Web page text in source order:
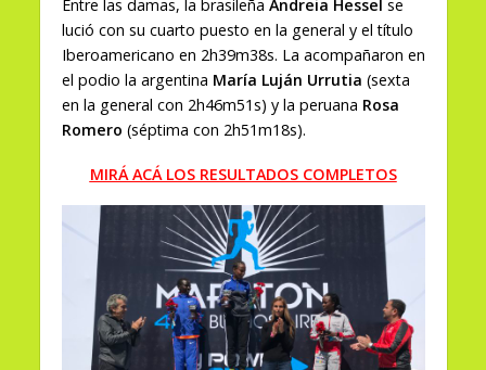
Entre las damas, la brasileña Andreia Hessel se
lució con su cuarto puesto en la general y el título
Iberoamericano en 2h39m38s. La acompañaron en
el podio la argentina María Luján Urrutia (sexta
en la general con 2h46m51s) y la peruana Rosa
Romero (séptima con 2h51m18s).
MIRÁ ACÁ LOS RESULTADOS COMPLETOS